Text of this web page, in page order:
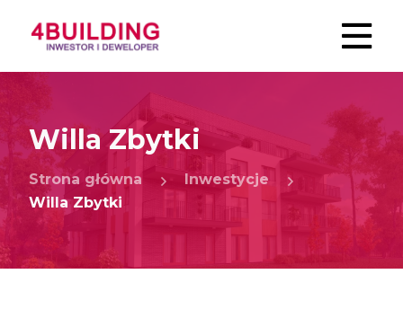
Willa Zbytki
Strona główna
Inwestycje
Willa Zbytki